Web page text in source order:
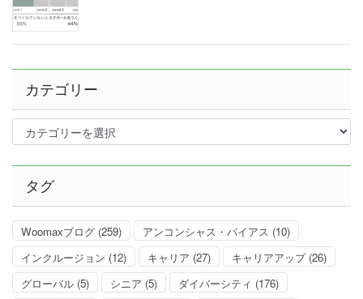
カテゴリー
カ
テ
タグ
Woomaxブログ (259) アンコンシャス・バイアス (10)
インクルージョン (12) キャリア (27) キャリアアップ(26)
グローバル (5) シニア (5) ダイバーシティ (176)